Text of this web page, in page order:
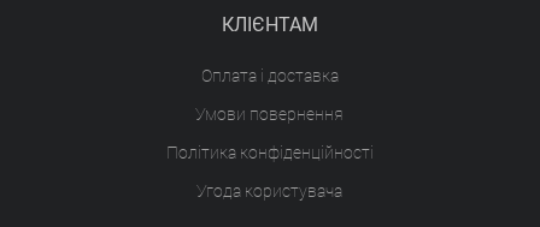
КЛІЄНТАМ
Оплата і доставка
Умови повернення
Політика конфіденційності
Угода користувача